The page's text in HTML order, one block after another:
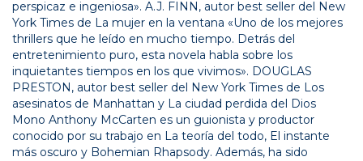
perspicaz e ingeniosa». A.J. FINN, autor best seller del New
York Times de La mujer en la ventana «Uno de los mejores
thrillers que he leído en mucho tiempo. Detrás del
entretenimiento puro, esta novela habla sobre los
inquietantes tiempos en los que vivimos». DOUGLAS
PRESTON, autor best seller del New York Times de Los
asesinatos de Manhattan y La ciudad perdida del Dios
Mono Anthony McCarten es un guionista y productor
conocido por su trabajo en La teoría del todo, El instante
más oscuro y Bohemian Rhapsody. Además, ha sido